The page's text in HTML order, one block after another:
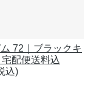
72｜ブラックキ
配便送料込
込)